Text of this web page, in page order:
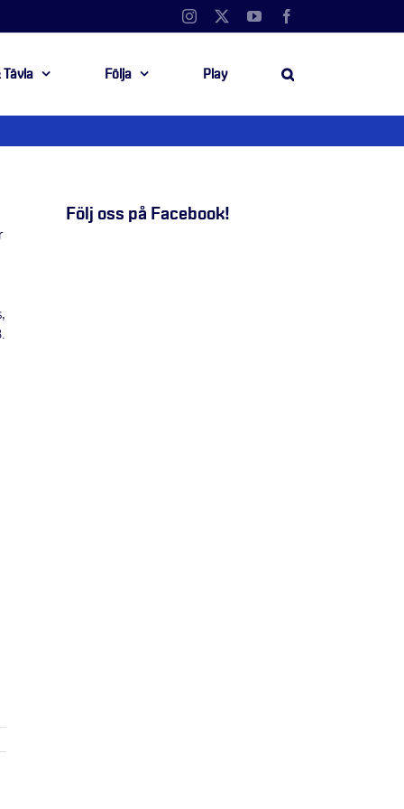
Instagram YouTube
Tävla Följa Play
Följ oss på Facebook!